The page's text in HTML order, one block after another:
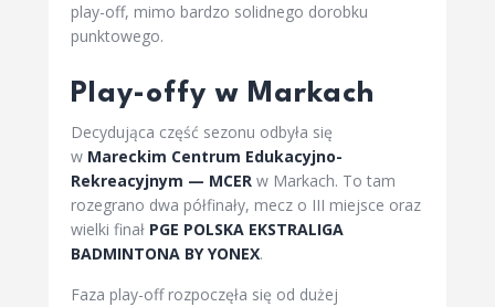
play-off, mimo bardzo solidnego dorobku
punktowego.
Play-offy w Markach
Decydująca część sezonu odbyła się
w Mareckim Centrum Edukacyjno-
Rekreacyjnym — MCER w Markach. To tam
rozegrano dwa półfinały, mecz o III miejsce oraz
wielki finał PGE POLSKA EKSTRALIGA
BADMINTONA BY YONEX.
Faza play-off rozpoczęła się od dużej